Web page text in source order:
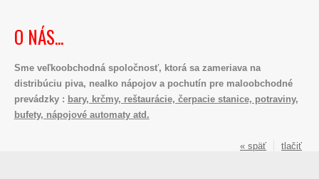
O NÁS...
Sme veľkoobchodná spoločnosť, ktorá sa zameriava na
distribúciu piva, nealko nápojov a pochutín pre maloobchodné
prevádzky : bary, krčmy, reštaurácie, čerpacie stanice, potraviny,
bufety, nápojové automaty atd.
tlačiť
« späť